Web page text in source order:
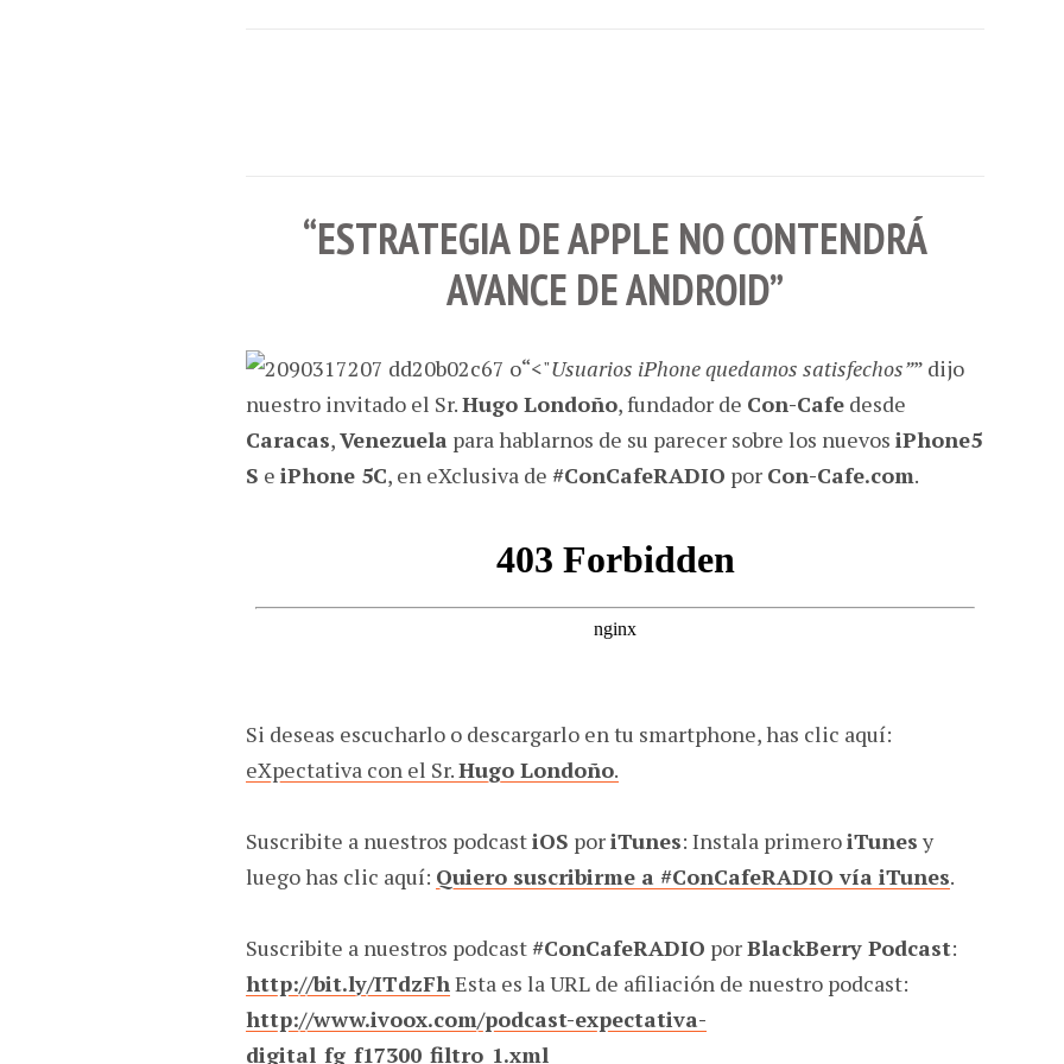
“ESTRATEGIA DE APPLE NO CONTENDRÁ
AVANCE DE ANDROID”
“<"Usuarios iPhone quedamos satisfechos”” dijo
nuestro invitado el Sr.Hugo Londoño, fundador de Con-Cafe desde
Caracas,Venezuela para hablarnos de su parecer sobre los nuevos iPhone5
S e iPhone 5C, en eXclusiva de #ConCafeRADIO por Con-Cafe.com.
Si deseas escucharlo o descargarlo en tu smartphone, has clic aquí:
eXpectativa con el Sr.Hugo Londoño.
Suscribite a nuestros podcastiOS poriTunes: Instala primeroiTunes y
luego has clic aquí: Quiero suscribirme a #ConCafeRADIO vía iTunes.
Suscribite a nuestros podcast #ConCafeRADIO porBlackBerry Podcast:
http://bit.ly/ITdzFhEsta es la URL de afiliación de nuestro podcast:
http://www.ivoox.com/podcast-expectativa-
digital_fg_f17300_filtro_1.xml